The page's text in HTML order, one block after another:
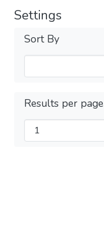
Settings
Sort By
Results per page